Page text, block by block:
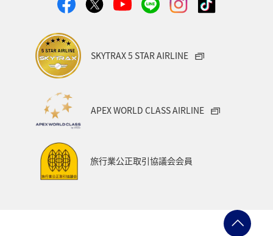
SKYTRAX 5 STAR AIRLINE
APEX WORLD CLASS AIRLINE
旅行業公正取引協議会会員